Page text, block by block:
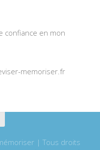
confiance en mon
memoriser.fr
| Tous droits